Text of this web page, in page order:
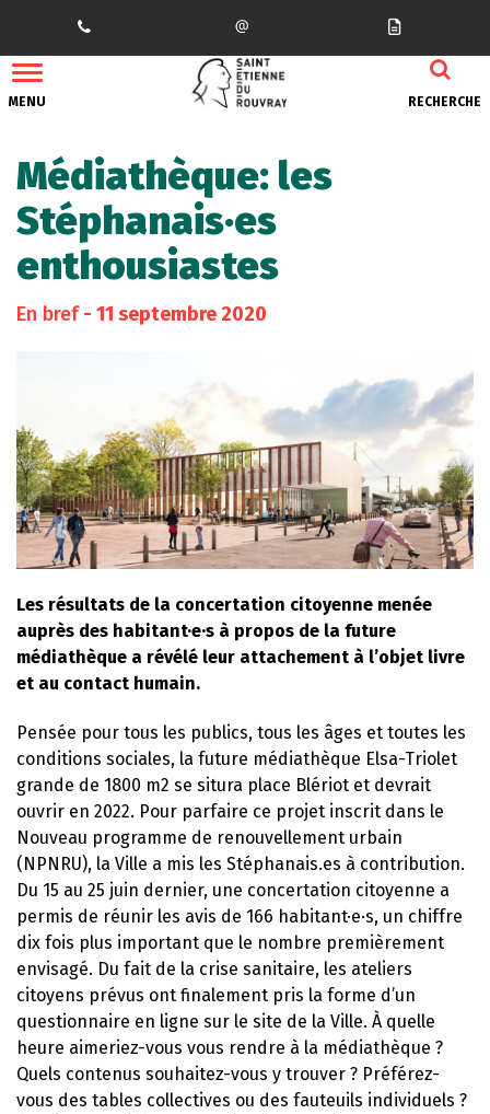
MENU RECHERCHE
Médiathèque: les
Stéphanais·es
enthousiastes
En bref- 11 septembre 2020
Les résultats de la concertation citoyenne menée
auprès des habitant·e·s à propos de la future
médiathèque a révélé leur attachement à l’objet livre
et au contact humain.
Pensée pour tous les publics, tous les âges et toutes les
conditions sociales, la future médiathèque Elsa-Triolet
grande de 1800 m2 se situra place Blériot et devrait
ouvrir en 2022. Pour parfaire ce projet inscrit dans le
Nouveau programme de renouvellement urbain
(NPNRU), la Ville a mis les Stéphanais.es à contribution.
Du 15 au 25 juin dernier, une concertation citoyenne a
permis de réunir les avis de 166 habitant·e·s, un chiffre
dix fois plus important que le nombre premièrement
envisagé. Du fait de la crise sanitaire, les ateliers
citoyens prévus ont finalement pris la forme d’un
questionnaire en ligne sur le site de la Ville. À quelle
heure aimeriez-vous vous rendre à la médiathèque ?
Quels contenus souhaitez-vous y trouver ? Préférez-
vous des tables collectives ou des fauteuils individuels ?